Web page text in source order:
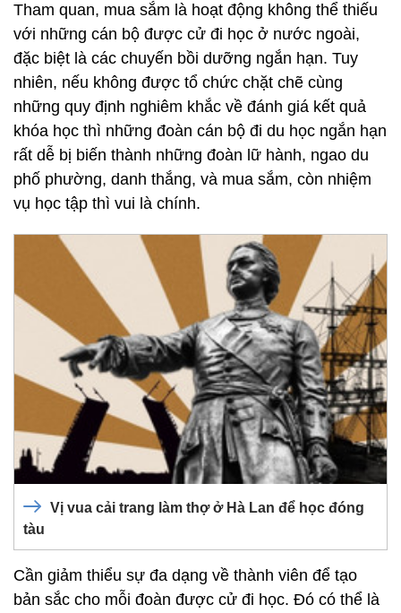
Tham quan, mua sắm là hoạt động không thể thiếu
với những cán bộ được cử đi học ở nước ngoài,
đặc biệt là các chuyến bồi dưỡng ngắn hạn. Tuy
nhiên, nếu không được tổ chức chặt chẽ cùng
những quy định nghiêm khắc về đánh giá kết quả
khóa học thì những đoàn cán bộ đi du học ngắn hạn
rất dễ bị biến thành những đoàn lữ hành, ngao du
phố phường, danh thắng, và mua sắm, còn nhiệm
vụ học tập thì vui là chính.
Vị vua cải trang làm thợ ở Hà Lan để học đóng
tàu
Cần giảm thiểu sự đa dạng về thành viên để tạo
bản sắc cho mỗi đoàn được cử đi học. Đó có thể là